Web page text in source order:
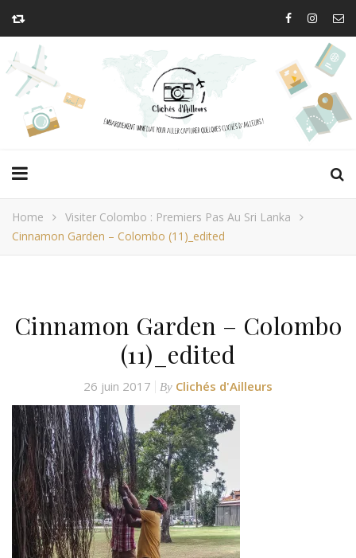
Home
Visiter Colombo : Premiers Pas Au Sri Lanka
Cinnamon Garden – Colombo (11)_edited
Cinnamon Garden – Colombo
(11)_edited
26 juin 2017 By Clichés d'Ailleurs